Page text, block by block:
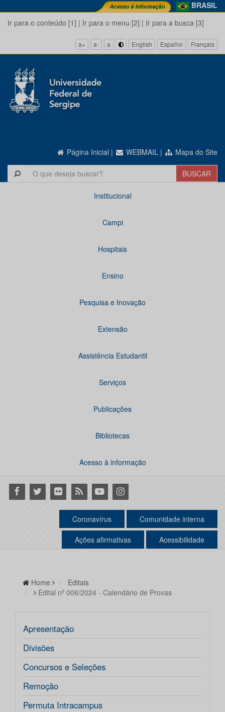
BRASIL
Ir para o conteúdo [1] | Ir para o menu [2] | Ir para a busca [3]
a+ a- a English Español Français
Página Inicial | WEBMAIL | Mapa do Site
Institucional
Campi
Hospitais
Ensino
Pesquisa e Inovação
Extensão
Assistência Estudantil
Serviços
Publicações
Bibliotecas
Acesso à informação
Facebook
Twitter Flickr RSS YoutubeInstagram
Coronavírus Comunidade interna
Ações afirmativas Acessibilidade
Home
Editais
Edital nº 006/2024 - Calendário de Provas
Apresentação
Divisões
Concursos e Seleções
Remoção
Permuta Intracampus